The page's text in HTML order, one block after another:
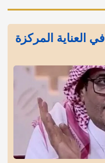
العناية المركزة